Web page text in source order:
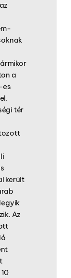
a
es
tér
került
Az